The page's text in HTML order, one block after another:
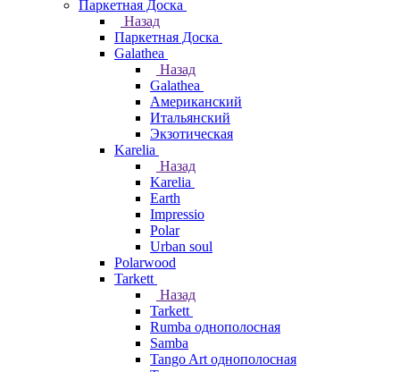
Паркетная Доска
Назад
Паркетная Доска
Galathea
Назад
Galathea
Американский
Итальянский
Экзотическая
Karelia
Назад
Karelia
Earth
Impressio
Polar
Urban soul
Polarwood
Tarkett
Назад
Tarkett
Rumba однополосная
Samba
Tango Art однополосная